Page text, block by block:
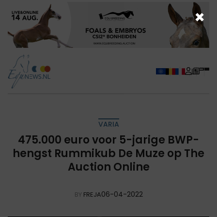
VARIA
475.000 euro voor 5-jarige BWP-
hengst Rummikub De Muze op The
Auction Online
BY FREJA06-04-2022
×